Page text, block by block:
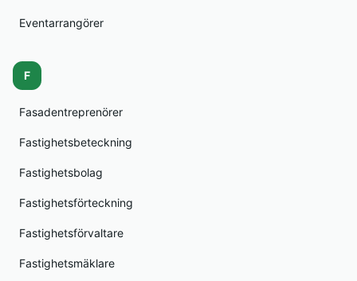
Eventarrangörer
F
Fasadentreprenörer
Fastighetsbeteckning
Fastighetsbolag
Fastighetsförteckning
Fastighetsförvaltare
Fastighetsmäklare